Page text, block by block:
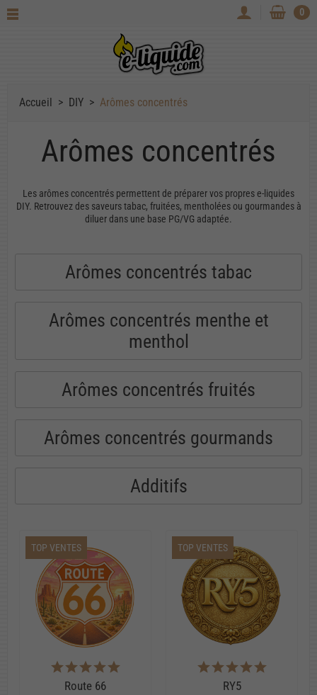
0
Accueil DIY Arômes concentrés
Arômes concentrés
Les arômes concentrés permettent de préparer vos propres e-liquides
DIY. Retrouvez des saveurs tabac, fruitées, mentholées ou gourmandes à
diluer dans une base PG/VG adaptée.
Arômes concentrés tabac
Arômes concentrés menthe et
menthol
Arômes concentrés fruités
Arômes concentrés gourmands
Additifs
TOP VENTES
Route 66
TOP VENTES
RY5